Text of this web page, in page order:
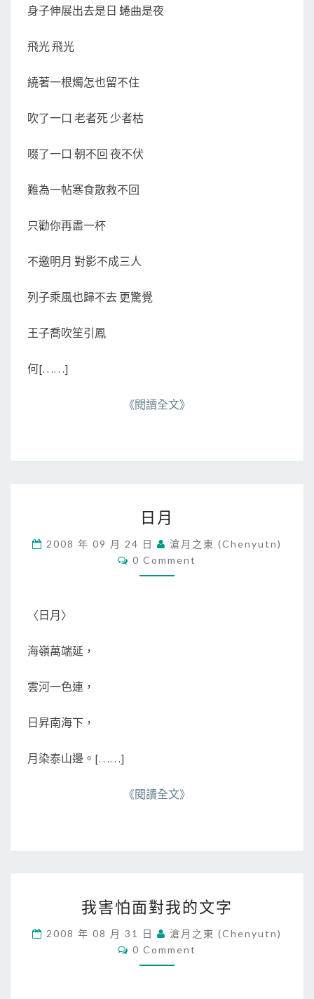
身子伸展出去是日 蜷曲是夜
飛光 飛光
繞著一根燭怎也留不住
吹了一口 老者死 少者枯
啜了一口 朝不回 夜不伏
難為一帖寒食散救不回
只勸你再盡一杯
不邀明月 對影不成三人
列子乘風也歸不去 更驚覺
王子喬吹笙引鳳
何[……]
《閱讀全文》
月
日月
2008 年 09 月 24 日
滄月之東 (chenyutn)
C
O
0 Comment
〈日月〉
海嶺萬端延，
雲河一色連，
日昇南海下，
月染泰山邊。[……]
《閱讀全文》
害
面
對
我
我害怕面對我的文字
2008 年 08 月 31 日
滄月之東 (chenyutn)
C
O
0 Comment